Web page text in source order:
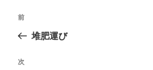
投
ビ
過
去
投
前
堆肥運び
次
次